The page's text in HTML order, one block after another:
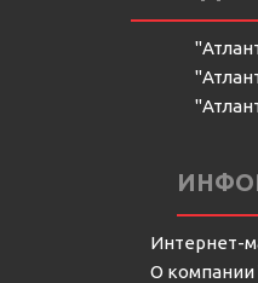
Интернет-
О компании